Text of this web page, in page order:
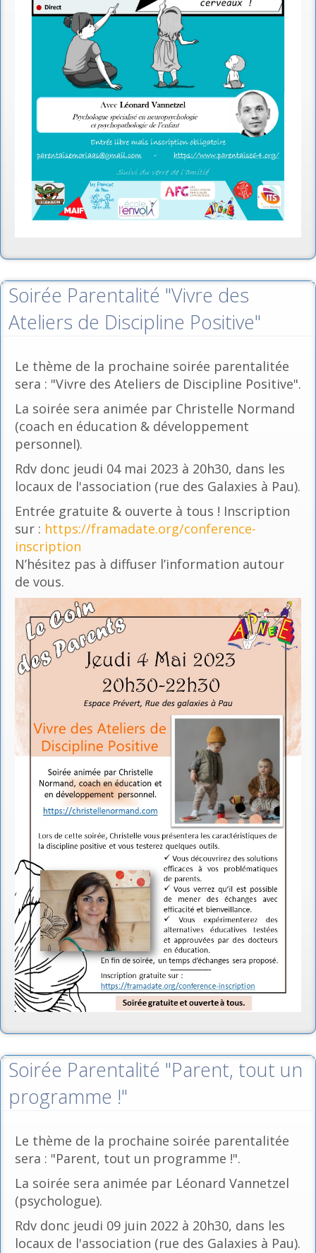
Soirée Parentalité "Vivre des
Ateliers de Discipline Positive"
Le thème de la prochaine soirée parentalitée
sera : "Vivre des Ateliers de Discipline Positive".
La soirée sera animée par Christelle Normand
(coach en éducation & développement
personnel).
Rdv donc jeudi 04 mai 2023 à 20h30, dans les
locaux de l'association (rue des Galaxies à Pau).
Entrée gratuite & ouverte à tous ! Inscription
sur : https://framadate.org/conference-
inscription
N’hésitez pas à diffuser l’information autour
de vous.
Soirée Parentalité "Parent, tout un
programme !"
Le thème de la prochaine soirée parentalitée
sera : "Parent, tout un programme !".
La soirée sera animée par Léonard Vannetzel
(psychologue).
Rdv donc jeudi 09 juin 2022 à 20h30, dans les
locaux de l'association (rue des Galaxies à Pau).